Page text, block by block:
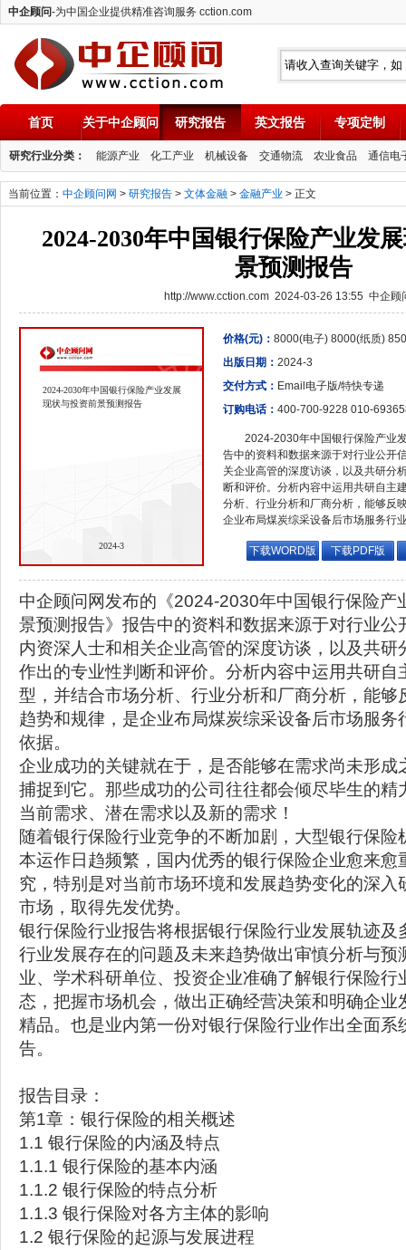
中企顾问-为中国企业提供精准咨询服务 cction.com
中企顾问
首页 关于中企顾问 研究报告 英文报告 专项定制
研究行业分类： 能源产业 化工产业 机械设备 交通物流 农业食品 通信电
当前位置： 中企顾问网 > 研究报告 > 文体金融 > 金融产业 > 正文
2024-2030年中国银行保险产业发
景预测报告
http://www.cction.com 2024-03-26 13:55 中企顾
2024-2030年中国银行保险产业发展
现状与投资前景预测报告
2024-3
价格(元)： 8000(电子) 8000(纸质)
出版日期： 2024-3
交付方式： Email电子版/特快专递
订购电话： 400-700-9228 010-
2024-2030年中国银行保险产业
告中的资料和数据来源于对行业公开
关企业高管的深度访谈，以及共研分
断和评价。分析内容中运用共研自主
分析、行业分析和厂商分析，能够反
企业布局煤炭综采设备后市场服务行
下载WORD版 下载PDF版
中企顾问网发布的《2024-2030年中国银行保险产
景预测报告》报告中的资料和数据来源于对行业公
内资深人士和相关企业高管的深度访谈，以及共研
作出的专业性判断和评价。分析内容中运用共研自
型，并结合市场分析、行业分析和厂商分析，能够
趋势和规律，是企业布局煤炭综采设备后市场服务
依据。
企业成功的关键就在于，是否能够在需求尚未形成
捕捉到它。那些成功的公司往往都会倾尽毕生的精
当前需求、潜在需求以及新的需求！
随着银行保险行业竞争的不断加剧，大型银行保险
本运作日趋频繁，国内优秀的银行保险企业愈来愈
究，特别是对当前市场环境和发展趋势变化的深入
市场，取得先发优势。
银行保险行业报告将根据银行保险行业发展轨迹及
行业发展存在的问题及未来趋势做出审慎分析与预
业、学术科研单位、投资企业准确了解银行保险行
态，把握市场机会，做出正确经营决策和明确企业
精品。也是业内第一份对银行保险行业作出全面系
告。
报告目录：
第1章：银行保险的相关概述
1.1 银行保险的内涵及特点
1.1.1 银行保险的基本内涵
1.1.2 银行保险的特点分析
1.1.3 银行保险对各方主体的影响
1.2 银行保险的起源与发展进程